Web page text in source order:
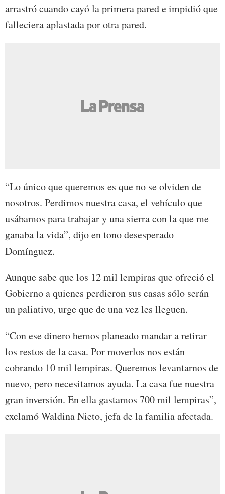
arrastró cuando cayó la primera pared e impidió que
falleciera aplastada por otra pared.
“Lo único que queremos es que no se olviden de
nosotros. Perdimos nuestra casa, el vehículo que
usábamos para trabajar y una sierra con la que me
ganaba la vida”, dijo en tono desesperado
Domínguez.
Aunque sabe que los 12 mil lempiras que ofreció el
Gobierno a quienes perdieron sus casas sólo serán
un paliativo, urge que de una vez les lleguen.
“Con ese dinero hemos planeado mandar a retirar
los restos de la casa. Por moverlos nos están
cobrando 10 mil lempiras. Queremos levantarnos de
nuevo, pero necesitamos ayuda. La casa fue nuestra
gran inversión. En ella gastamos 700 mil lempiras”,
exclamó Waldina Nieto, jefa de la familia afectada.